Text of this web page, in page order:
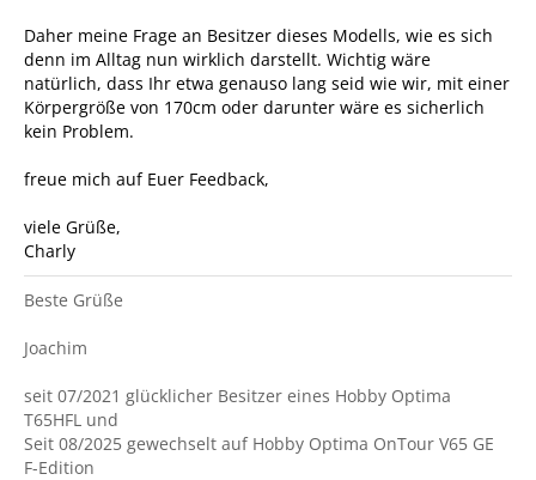
Daher meine Frage an Besitzer dieses Modells, wie es sich
denn im Alltag nun wirklich darstellt. Wichtig wäre
natürlich, dass Ihr etwa genauso lang seid wie wir, mit einer
Körpergröße von 170cm oder darunter wäre es sicherlich
kein Problem.
freue mich auf Euer Feedback,
viele Grüße,
Charly
Beste Grüße
Joachim
seit 07/2021 glücklicher Besitzer eines Hobby Optima
T65HFL und
Seit 08/2025 gewechselt auf Hobby Optima OnTour V65 GE
F-Edition